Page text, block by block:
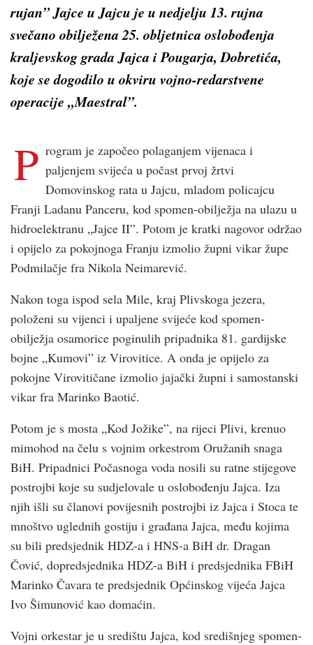
rujan” Jajce u Jajcu je u nedjelju 13. rujna
svečano obilježena 25. obljetnica oslobođenja
kraljevskog grada Jajca i Pougarja, Dobretića,
koje se dogodilo u okviru vojno-redarstvene
operacije „Maestral”.
P rogram je započeo polaganjem vijenaca i
paljenjem svijeća u počast prvoj žrtvi
Domovinskog rata u Jajcu, mladom policajcu
Franji Ladanu Panceru, kod spomen-obilježja na ulazu u
hidroelektranu „Jajce II”. Potom je kratki nagovor održao
i opijelo za pokojnoga Franju izmolio župni vikar župe
Podmilačje fra Nikola Neimarević.
Nakon toga ispod sela Mile, kraj Plivskoga jezera,
položeni su vijenci i upaljene svijeće kod spomen-
obilježja osamorice poginulih pripadnika 81. gardijske
bojne „Kumovi” iz Virovitice. A onda je opijelo za
pokojne Virovitičane izmolio jajački župni i samostanski
vikar fra Marinko Baotić.
Potom je s mosta „Kod Jožike”, na rijeci Plivi, krenuo
mimohod na čelu s vojnim orkestrom Oružanih snaga
BiH. Pripadnici Počasnoga voda nosili su ratne stijegove
postrojbi koje su sudjelovale u oslobođenju Jajca. Iza
njih išli su članovi povijesnih postrojbi iz Jajca i Stoca te
mnoštvo uglednih gostiju i građana Jajca, među kojima
su bili predsjednik HDZ-a i HNS-a BiH dr. Dragan
Čović, dopredsjednika HDZ-a BiH i predsjednika FBiH
Marinko Čavara te predsjednik Općinskog vijeća Jajca
Ivo Šimunović kao domaćin.
Vojni orkestar je u središtu Jajca, kod središnjeg spomen-